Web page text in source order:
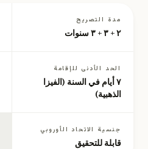
مدة التصريح
٢ + ٣ + ٣ سنوات
الحد الأدنى للإقامة
٧ أيام في السنة (الفيزا
الذهبية)
جنسية الاتحاد الأوروبي
قابلة للتحقيق